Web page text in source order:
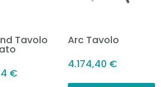
Tavolo
€
Arc Tavolo
4.174,40 €